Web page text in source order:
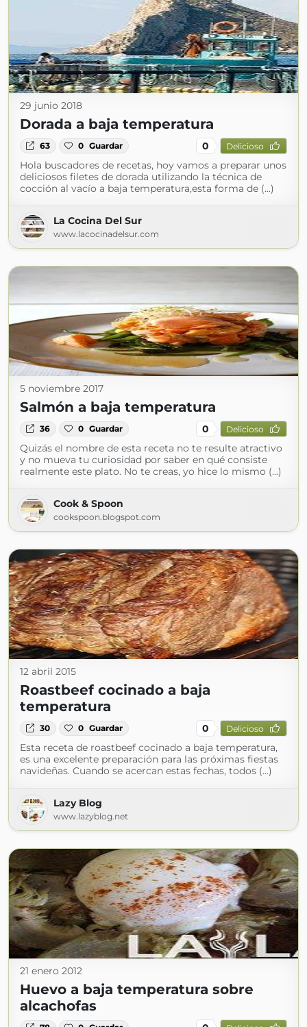
29 junio 2018
Dorada a baja temperatura
63 0 Guardar 0 Delicioso
Hola buscadores de recetas, hoy vamos a preparar unos
deliciosos filetes de dorada utilizando la técnica de
cocción al vacío a baja temperatura,esta forma de (...)
La Cocina Del Sur
www.lacocinadelsur.com
5 noviembre 2017
Salmón a baja temperatura
36 0 Guardar 0 Delicioso
Quizás el nombre de esta receta no te resulte atractivo
y no mueva tu curiosidad por saber en qué consiste
realmente este plato. No te creas, yo hice lo mismo (...)
Cook & Spoon
cookspoon.blogspot.com
12 abril 2015
Roastbeef cocinado a baja
temperatura
30 0 Guardar 0 Delicioso
Esta receta de roastbeef cocinado a baja temperatura,
es una excelente preparación para las próximas fiestas
navideñas. Cuando se acercan estas fechas, todos (...)
Lazy Blog
www.lazyblog.net
21 enero 2012
Huevo a baja temperatura sobre
alcachofas